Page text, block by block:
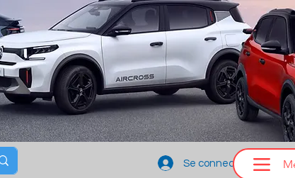
Se connecter